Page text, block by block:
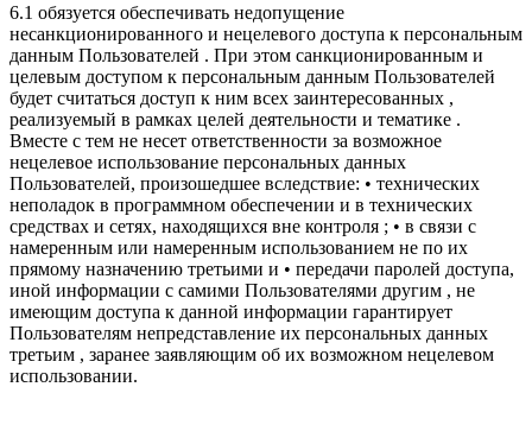
6.1 обязуется обеспечивать недопущение
несанкционированного и нецелевого доступа к персональным
данным Пользователей . При этом санкционированным и
целевым доступом к персональным данным Пользователей
будет считаться доступ к ним всех заинтересованных ,
реализуемый в рамках целей деятельности и тематике .
Вместе с тем не несет ответственности за возможное
нецелевое использование персональных данных
Пользователей, произошедшее вследствие: • технических
неполадок в программном обеспечении и в технических
средствах и сетях, находящихся вне контроля ; • в связи с
намеренным или намеренным использованием не по их
прямому назначению третьими и • передачи паролей доступа,
иной информации с самими Пользователями другим , не
имеющим доступа к данной информации гарантирует
Пользователям непредставление их персональных данных
третьим , заранее заявляющим об их возможном нецелевом
использовании.